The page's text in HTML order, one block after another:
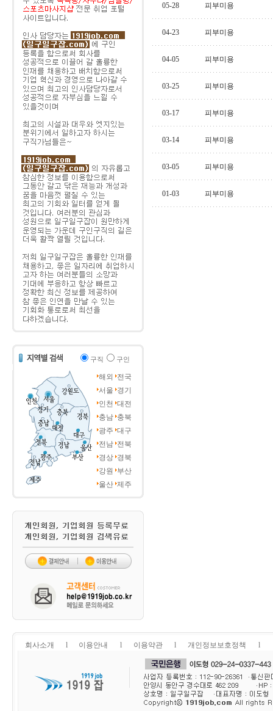
구직 구인
해외
전국
서울 경기
인천 대전
충남 충북
광주 대구
전남 전북
경상 경북
강원
부산
울산 제주
05-28 피부미용
04-23 피부미용
04-05 피부미용
03-25 피부미용
03-17 피부미용
03-14 피부미용
03-05 피부미용
01-03 피부미용
회사소개 l 이용안내 l 이용약관 l 개인정보보호정책 l